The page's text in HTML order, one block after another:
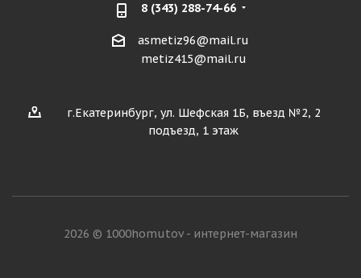
8 (343) 288-74-66
asmetiz96@mail.ru
metiz415@mail.ru
г.Екатеринбург, ул. Шефская 1Б, въезд №2, 2
подъезд, 1 этаж
2026 © 1000homutov - интернет-магазин